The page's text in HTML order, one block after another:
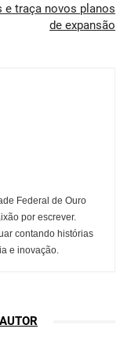
e traça novos planos
de expansão
Federal de Ouro
por escrever.
contando histórias
e inovação.